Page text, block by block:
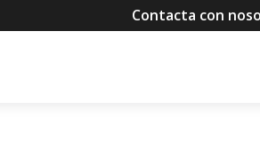
Contacta con